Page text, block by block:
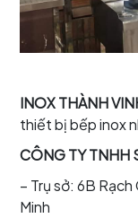
INOX THÀNH
thiết bị bếp inox
CÔNG TY TNHH
– Trụ sở: 6B
Minh